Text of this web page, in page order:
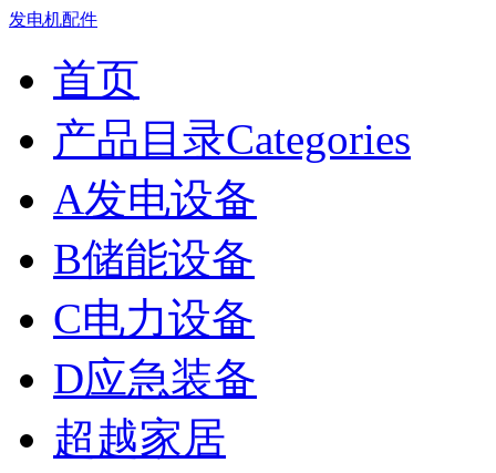
发电机配件
首页
产品目录Categories
A发电设备
B储能设备
C电力设备
D应急装备
超越家居